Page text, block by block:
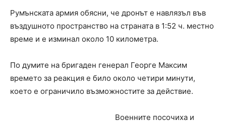
Румънската армия обясни, че дронът е навлязъл във
въздушното пространство на страната в 1:52 ч. местно
време и е изминал около 10 километра.
По думите на бригаден генерал Георге Максим
времето за реакция е било около четири минути,
което е ограничило възможностите за действие.
Военните посочиха и